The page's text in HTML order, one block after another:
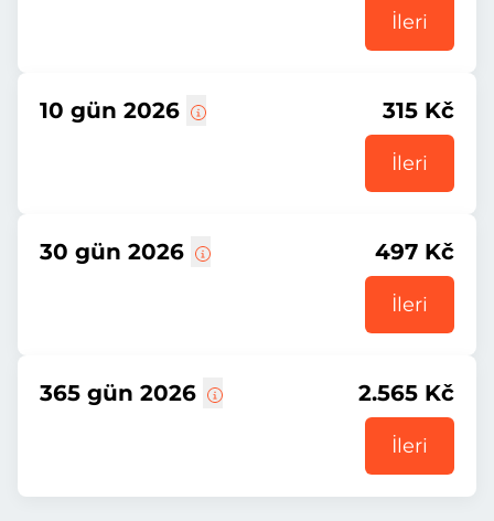
İleri
10 gün 2026 315 Kč
İleri
30 gün 2026 497 Kč
İleri
365 gün 2026 2.565 Kč
İleri